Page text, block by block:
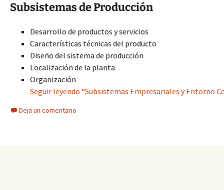
Subsistemas de Producción
Desarrollo de productos y servicios
Características técnicas del producto
Diseño del sistema de producción
Localización de la planta
Organización
Seguir leyendo “Subsistemas Empresariales y Entorno
Deja un comentario